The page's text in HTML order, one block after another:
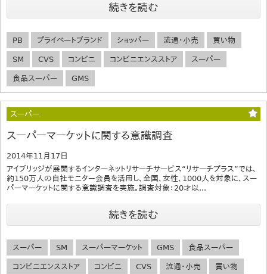
続きを読む
PB プライベートブランド ショッパー 流通・小売 買い物
SM CVS コンビニ コンビニエンスストア スーパー
食品スーパー GMS
スーパー
スーパーマーケットに関する意識調査
2014年11月17日
アイブリッジが展開するインターネットリサーチサービス“リサーチプラス”では、
約150万人の自社モニター会員を活用し、全国、女性、1000人を対象に、スー
パーマーケットに関する意識調査を実施。調査対象：20才以...
続きを読む
スーパー SM スーパーマーケット GMS 食品スーパー
コンビニエンスストア コンビニ CVS 流通・小売 買い物